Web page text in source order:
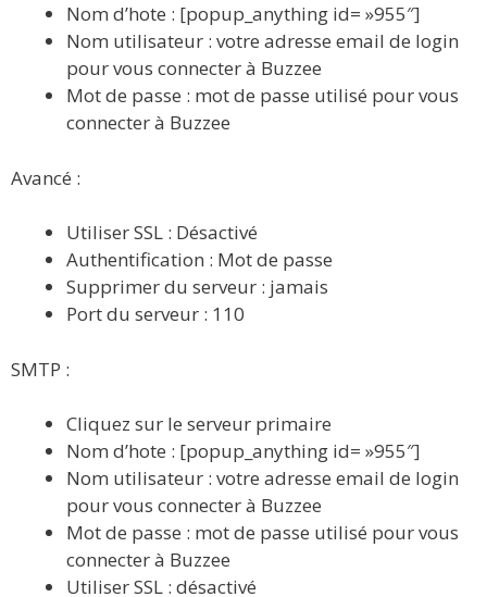
Nom d’hote : [popup_anything id= »955″]
Nom utilisateur : votre adresse email de login
pour vous connecter à Buzzee
Mot de passe : mot de passe utilisé pour vous
connecter à Buzzee
Avancé :
Utiliser SSL : Désactivé
Authentification : Mot de passe
Supprimer du serveur : jamais
Port du serveur : 110
SMTP :
Cliquez sur le serveur primaire
Nom d’hote : [popup_anything id= »955″]
Nom utilisateur : votre adresse email de login
pour vous connecter à Buzzee
Mot de passe : mot de passe utilisé pour vous
connecter à Buzzee
Utiliser SSL : désactivé